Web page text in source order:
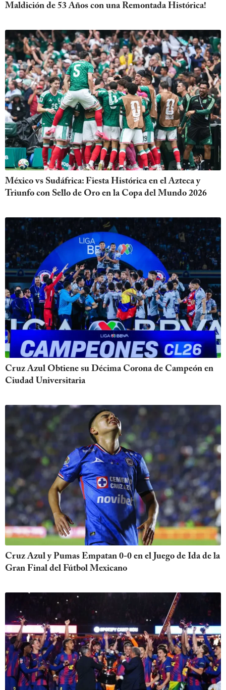
Maldición de 53 Años con una Remontada Histórica!
México vs Sudáfrica: Fiesta Histórica en el Azteca y
Triunfo con Sello de Oro en la Copa del Mundo 2026
Cruz Azul Obtiene su Décima Corona de Campeón en
Ciudad Universitaria
Cruz Azul y Pumas Empatan 0-0 en el Juego de Ida de la
Gran Final del Fútbol Mexicano